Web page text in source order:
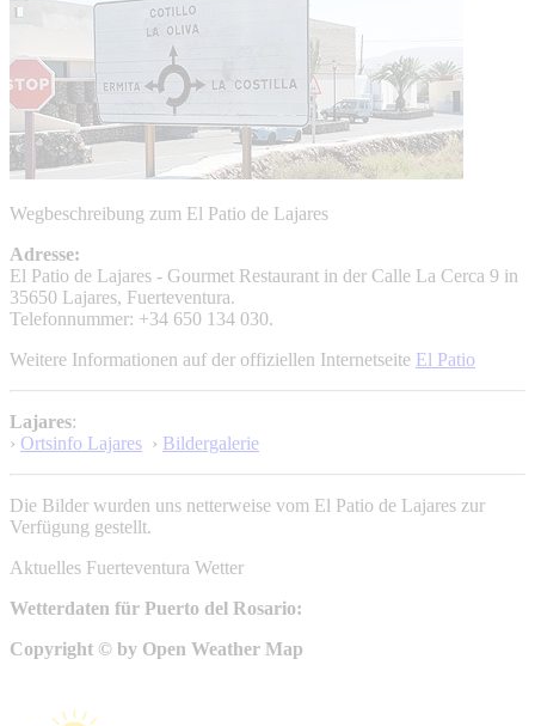
Wegbeschreibung zum El Patio de Lajares
Adresse:
El Patio de Lajares - Gourmet Restaurant in der Calle La Cerca 9 in
35650 Lajares, Fuerteventura.
Telefonnummer: +34 650 134 030.
Weitere Informationen auf der offiziellen Internetseite El Patio
Lajares:
› Ortsinfo Lajares › Bildergalerie
Die Bilder wurden uns netterweise vom El Patio de Lajares zur
Verfügung gestellt.
Aktuelles Fuerteventura Wetter
Wetterdaten für Puerto del Rosario:
Copyright © by Open Weather Map